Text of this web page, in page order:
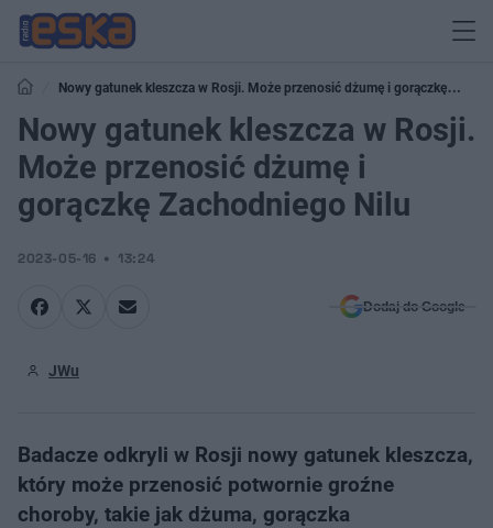
Nowy gatunek kleszcza w Rosji. Może przenosić dżumę i gorączkę
Zachodniego Nilu
Nowy gatunek kleszcza w Rosji.
Może przenosić dżumę i
gorączkę Zachodniego Nilu
2023-05-16 13:24
Dodaj do Google
JWu
Badacze odkryli w Rosji nowy gatunek kleszcza,
który może przenosić potwornie groźne
choroby, takie jak dżuma, gorączka